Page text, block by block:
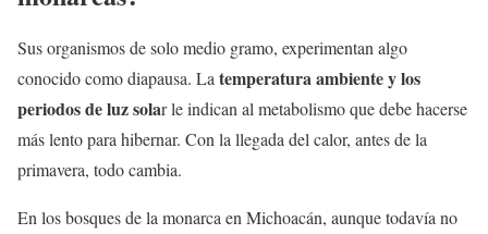
Sus organismos de solo medio gramo, experimentan algo
conocido como diapausa. La temperatura ambiente y los
periodos de luz solar le indican al metabolismo que debe hacerse
más lento para hibernar. Con la llegada del calor, antes de la
primavera, todo cambia.
En los bosques de la monarca en Michoacán, aunque todavía no